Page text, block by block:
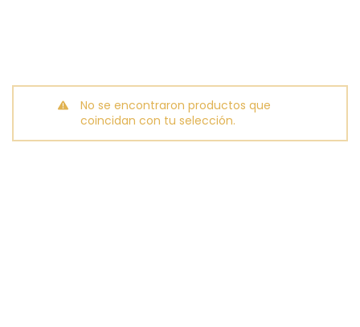
No se encontraron productos que
coincidan con tu selección.